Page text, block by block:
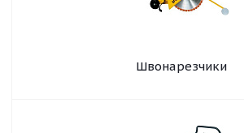
Швонарезчики